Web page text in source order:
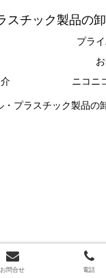
スチック製品の
プラ
ニコニ
プラスチック製品の
お問合せ 電話